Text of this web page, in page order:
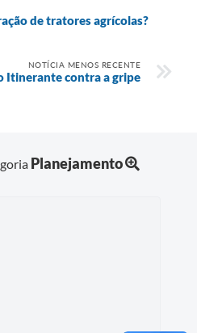
de tratores agrícolas?
NOTÍCIA MENOS RECENTE
Itinerante contra a gripe
Planejamento